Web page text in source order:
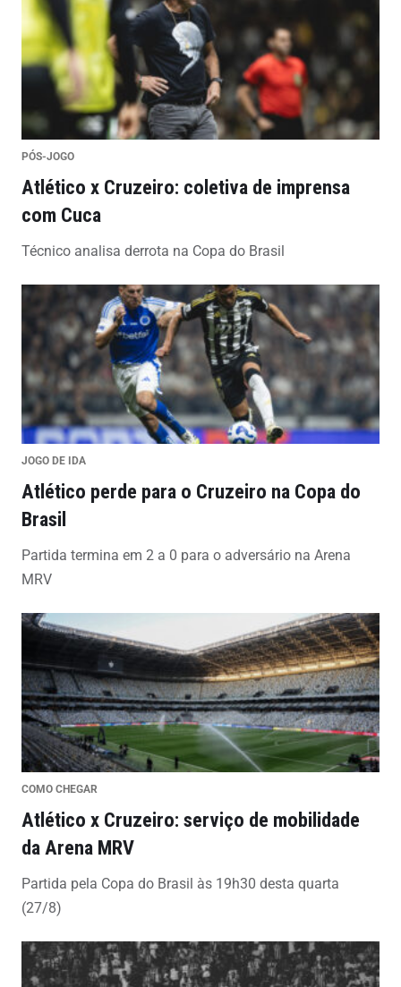
PÓS-JOGO
Atlético x Cruzeiro: coletiva de imprensa
com Cuca
Técnico analisa derrota na Copa do Brasil
JOGO DE IDA
Atlético perde para o Cruzeiro na Copa do
Brasil
Partida termina em 2 a 0 para o adversário na Arena
MRV
COMO CHEGAR
Atlético x Cruzeiro: serviço de mobilidade
da Arena MRV
Partida pela Copa do Brasil às 19h30 desta quarta
(27/8)